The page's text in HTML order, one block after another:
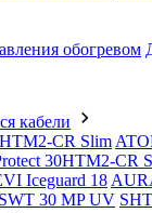
обогревом
кабели
CR Slim
30HTM2-CR
Iceguard 18
30 MP UV